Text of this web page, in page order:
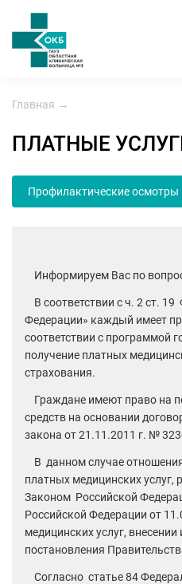
Главная →
ПЛАТНЫЕ
Профилактические осмотры
Информируем Вас по
В соответствии с ч. 2 ст.
Федерации» каждый имеет
соответствии с программой
получение платных
страхования.
Граждане имеют право на
средств на основании
закона от 21.11.2011 г. №
В данном случае
платных медицинских
Законом Российской
Российской Федерации от
медицинских услуг,
постановления
Согласно статье 84